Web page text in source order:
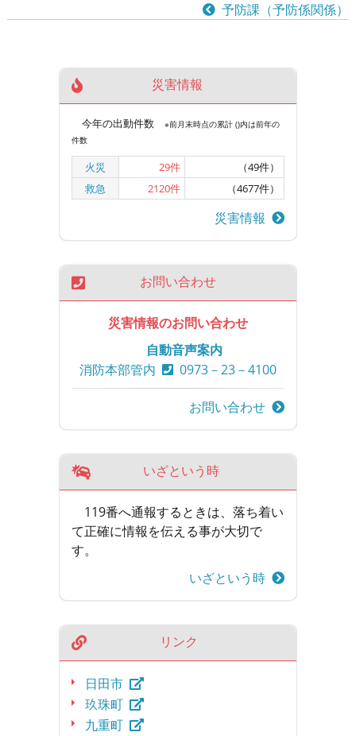
予防課（予防係関係）
災害情報
今年の出動件数
※前月末時点の累計 ()内は前年の
件数
火災 29件
（49件）
救急
2120件 （4677件）
災害情報
お問い合わせ
災害情報のお問い合わせ
自動音声案内
消防本部管内
0973－23－4100
お問い合わせ
いざという時
119番へ通報するときは、落ち着い
て正確に情報を伝える事が大切で
す。
いざという時
リンク
日田市
玖珠町
九重町